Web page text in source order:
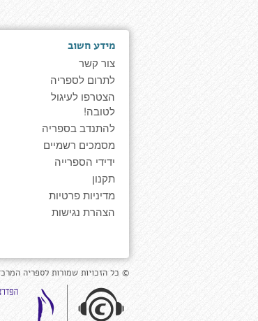
מידע חשוב
צור קשר
לתרום לספריה
הצטרפו לעיגול
לטובה!
להתנדב בספריה
מסמכים רשמיים
ידידי הספרייה
תקנון
מדיניות פרטיות
הצהרת נגישות
© כל הזכויות שמורות לספריה